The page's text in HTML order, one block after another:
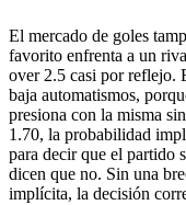
El mercado de goles
favorito enfrenta a un
over 2.5 casi por reflejo.
baja automatismos,
presiona con la misma
1.70, la probabilidad
para decir que el partido
dicen que no. Sin una
implícita, la decisión